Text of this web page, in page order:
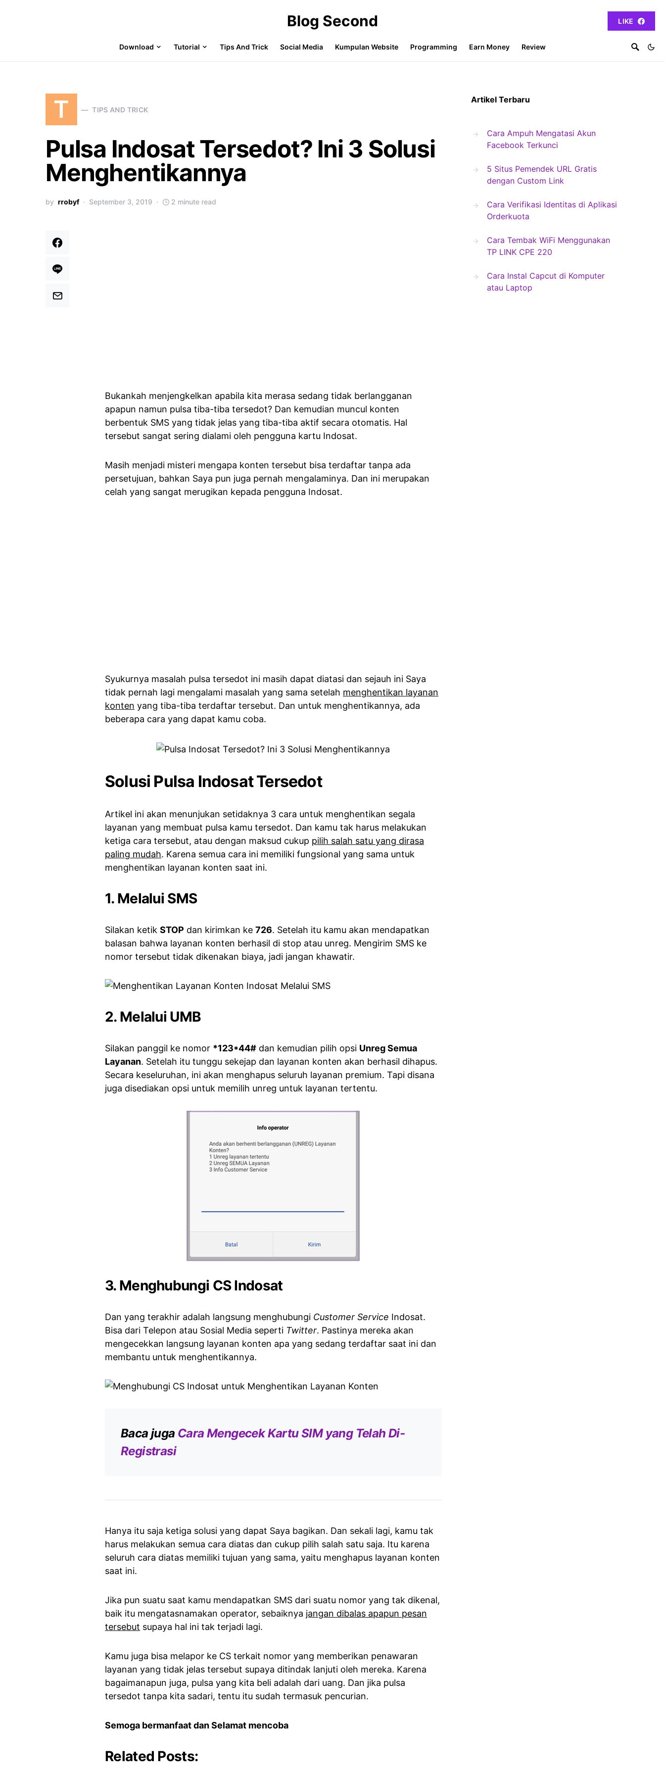
Blog Second LIKE
Download Tutorial Tips And Trick Social Media Kumpulan Website Programming Earn Money Review
T TIPS AND TRICK
Pulsa Indosat Tersedot? Ini 3 Solusi
Menghentikannya
by rrobyf September 3, 2019 2 minute read
Bukankah menjengkelkan apabila kita merasa sedang tidak berlangganan
apapun namun pulsa tiba-tiba tersedot? Dan kemudian muncul konten
berbentuk SMS yang tidak jelas yang tiba-tiba aktif secara otomatis. Hal
tersebut sangat sering dialami oleh pengguna kartu Indosat.
Masih menjadi misteri mengapa konten tersebut bisa terdaftar tanpa ada
persetujuan, bahkan Saya pun juga pernah mengalaminya. Dan ini merupakan
celah yang sangat merugikan kepada pengguna Indosat.
Syukurnya masalah pulsa tersedot ini masih dapat diatasi dan sejauh ini Saya
tidak pernah lagi mengalami masalah yang sama setelah menghentikan layanan
konten yang tiba-tiba terdaftar tersebut. Dan untuk menghentikannya, ada
beberapa cara yang dapat kamu coba.
Solusi Pulsa Indosat Tersedot
Artikel ini akan menunjukan setidaknya 3 cara untuk menghentikan segala
layanan yang membuat pulsa kamu tersedot. Dan kamu tak harus melakukan
ketiga cara tersebut, atau dengan maksud cukup pilih salah satu yang dirasa
paling mudah. Karena semua cara ini memiliki fungsional yang sama untuk
menghentikan layanan konten saat ini.
1. Melalui SMS
Silakan ketik STOP dan kirimkan ke 726. Setelah itu kamu akan mendapatkan
balasan bahwa layanan konten berhasil di stop atau unreg. Mengirim SMS ke
nomor tersebut tidak dikenakan biaya, jadi jangan khawatir.
2. Melalui UMB
Silakan panggil ke nomor *123*44# dan kemudian pilih opsi Unreg Semua
Layanan. Setelah itu tunggu sekejap dan layanan konten akan berhasil dihapus.
Secara keseluruhan, ini akan menghapus seluruh layanan premium. Tapi disana
juga disediakan opsi untuk memilih unreg untuk layanan tertentu.
3. Menghubungi CS Indosat
Dan yang terakhir adalah langsung menghubungi Customer Service Indosat.
Bisa dari Telepon atau Sosial Media seperti Twitter. Pastinya mereka akan
mengecekkan langsung layanan konten apa yang sedang terdaftar saat ini dan
membantu untuk menghentikannya.
Baca juga Cara Mengecek Kartu SIM yang Telah Di-
Registrasi
Hanya itu saja ketiga solusi yang dapat Saya bagikan. Dan sekali lagi, kamu tak
harus melakukan semua cara diatas dan cukup pilih salah satu saja. Itu karena
seluruh cara diatas memiliki tujuan yang sama, yaitu menghapus layanan konten
saat ini.
Jika pun suatu saat kamu mendapatkan SMS dari suatu nomor yang tak dikenal,
baik itu mengatasnamakan operator, sebaiknya jangan dibalas apapun pesan
tersebut supaya hal ini tak terjadi lagi.
Kamu juga bisa melapor ke CS terkait nomor yang memberikan penawaran
layanan yang tidak jelas tersebut supaya ditindak lanjuti oleh mereka. Karena
bagaimanapun juga, pulsa yang kita beli adalah dari uang. Dan jika pulsa
tersedot tanpa kita sadari, tentu itu sudah termasuk pencurian.
Semoga bermanfaat dan Selamat mencoba
Related Posts:
Artikel Terbaru
Cara Ampuh Mengatasi Akun
Facebook Terkunci
5 Situs Pemendek URL Gratis
dengan Custom Link
Cara Verifikasi Identitas di Aplikasi
Orderkuota
Cara Tembak WiFi Menggunakan
TP LINK CPE 220
Cara Instal Capcut di Komputer
atau Laptop